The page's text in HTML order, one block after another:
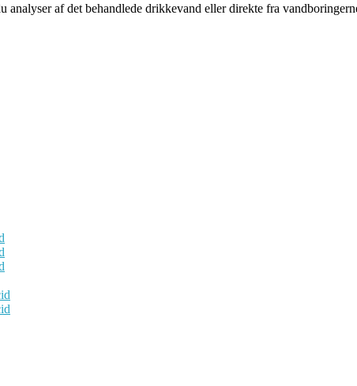
analyser af det behandlede drikkevand eller direkte fra